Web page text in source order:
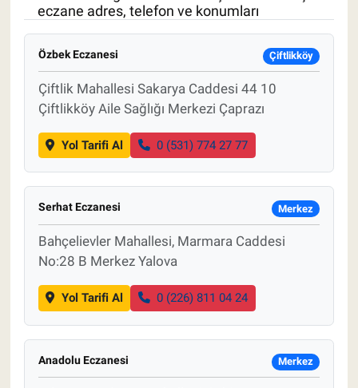
eczane adres, telefon ve konumları
Özbek Eczanesi Çiftlikköy
Çiftlik Mahallesi Sakarya Caddesi 44 10
Çiftlikköy Aile Sağlığı Merkezi Çaprazı
Yol Tarifi Al 0 (531) 774 27 77
Serhat Eczanesi Merkez
Bahçelievler Mahallesi, Marmara Caddesi
No:28 B Merkez Yalova
Yol Tarifi Al 0 (226) 811 04 24
Anadolu Eczanesi Merkez
Et fiyatları
Tarım Bilgisi
Yetiştirici Soruyor
Dünyada Tarım
Üretici Birlikleri
Tahıllar ve Baklagiller
Tohum